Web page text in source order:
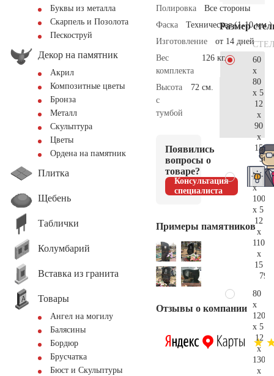
Буквы из металла
Скарпель и Позолота
Пескоструй
Декор на памятник
Акрил
Композитные цветы
Бронза
Металл
Скульптура
Цветы
Ордена на памятник
Плитка
Щебень
Таблички
Колумбарий
Вставка из гранита
Товары
Ангел на могилу
Балясины
Бордюр
Брусчатка
Бюст и Скульптуры
Полировка
Все стороны
Фаска
Техническая (1-10 мм.)
Изготовление
от 14 дней
Вес
комплекта
126 кг.
Высота
с
тумбой
72 см.
Появились
вопросы о
товаре?
Консультация
специалиста
Примеры памятников
Отзывы о компании
Размер
60
x
80
x 5
12
x
90
x
15
70
x
100
x 5
12
x
110
x
15
80
x
120
x 5
12
x
130
x